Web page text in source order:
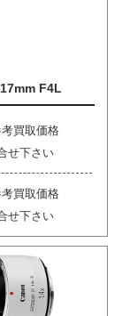
F4L
買取価格
せ下さい
買取価格
せ下さい